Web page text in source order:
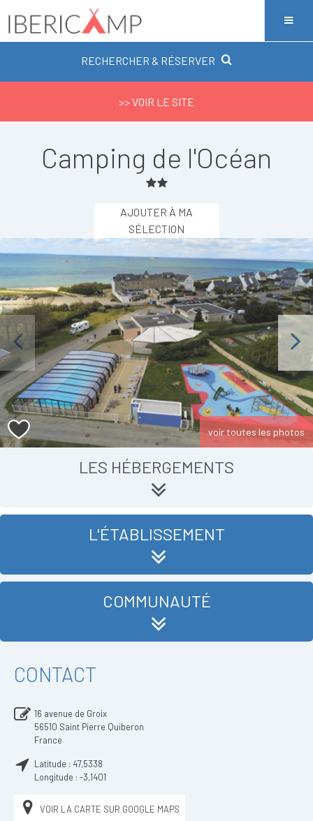
RECHERCHER & RÉSERVER
>> VOIR LE SITE
Camping de l'Océan
AJOUTER À MA
SÉLECTION
Next
voir toutes les photos
LES HÉBERGEMENTS
L'ÉTABLISSEMENT
COMMUNAUTÉ
CONTACT
16 avenue de Groix
56510 Saint Pierre Quiberon
France
Latitude : 47,5338
Longitude : -3,1401
VOIR LA CARTE SUR GOOGLE MAPS